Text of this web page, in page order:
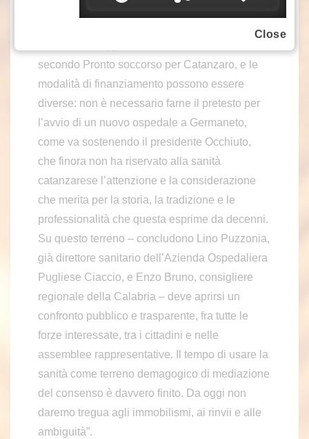
separazione tra area ospedaliera e area
secondo Pronto soccorso per Catanzaro, e le
modalità di finanziamento possono essere
diverse: non è necessario farne il pretesto per
l’avvio di un nuovo ospedale a Germaneto,
come va sostenendo il presidente Occhiuto,
che finora non ha riservato alla sanità
catanzarese l’attenzione e la considerazione
che merita per la storia, la tradizione e le
professionalità che questa esprime da decenni.
Su questo terreno – concludono Lino Puzzonia,
già direttore sanitario dell’Azienda Ospedaliera
Pugliese Ciaccio, e Enzo Bruno, consigliere
regionale della Calabria – deve aprirsi un
confronto pubblico e trasparente, fra tutte le
forze interessate, tra i cittadini e nelle
assemblee rappresentative. Il tempo di usare la
sanità come terreno demagogico di mediazione
del consenso è davvero finito. Da oggi non
daremo tregua agli immobilismi, ai rinvii e alle
ambiguità”.
Close